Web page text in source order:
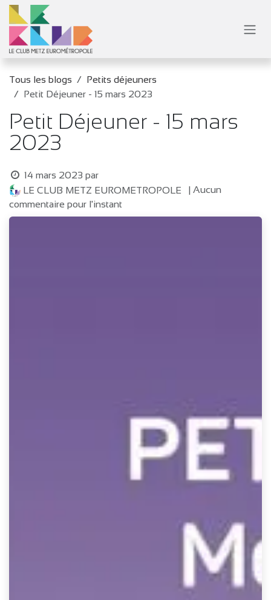
Se rendre au contenu
Tous les blogs
Petits déjeuners
Petit Déjeuner - 15 mars 2023
Petit Déjeuner - 15 mars
2023
14 mars 2023 par
LE CLUB METZ EUROMETROPOLE
| Aucun
commentaire pour l'instant